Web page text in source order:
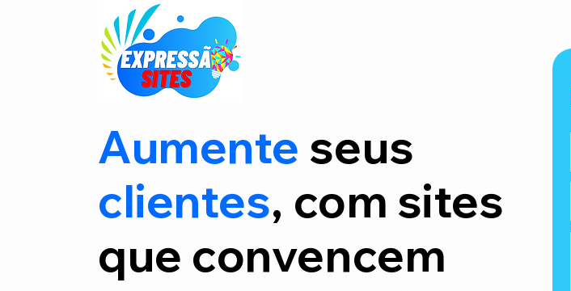
Aumente seus
clientes, com sites
que convencem